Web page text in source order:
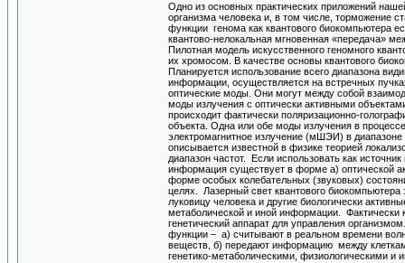
Одно из основных практических приложений
организма человека и, в том числе, торможение
функции генома как квантового биокомпьютера
квантово-нелокальная мгновенная «передача»
Пилотная модель искусственного геномного
их хромосом. В качестве основы квантового
Планируется использование всего диапазона
информации, осуществляется на встречных
оптические моды. Они могут между собой
моды излучения с оптически активными
происходит фактически поляризационно-
объекта. Одна или обе моды излучения в
электромагнитное излучение (мШЭИ) в
описывается известной в физике теорией
диапазон частот. Если использовать как
информация существует в форме а) оптической
форме особых колебательных (звуковых)
целях. Лазерный свет квантового
луковицу человека и другие биологически
метаболической и иной информации. Фактически
генетический аппарат для управления
функции – а) считывают в реальном времени
веществ, б) передают информацию между
генетико-метаболическими, физиологическими и